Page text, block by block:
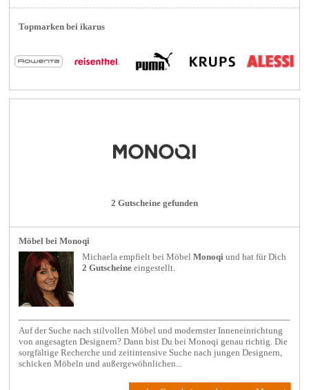
Topmarken bei ikarus
2 Gutscheine gefunden
Möbel bei Monoqi
Michaela empfielt beiMöbel Monoqi und hat für Dich
2 Gutscheine eingestellt.
Auf der Suche nach stilvollen Möbel und modernster Inneneinrichtung
von angesagten Designern? Dann bist Du bei Monoqi genau richtig. Die
sorgfältige Recherche und zeitintensive Suche nach jungen Designern,
schicken Möbeln und außergewöhnlichen...